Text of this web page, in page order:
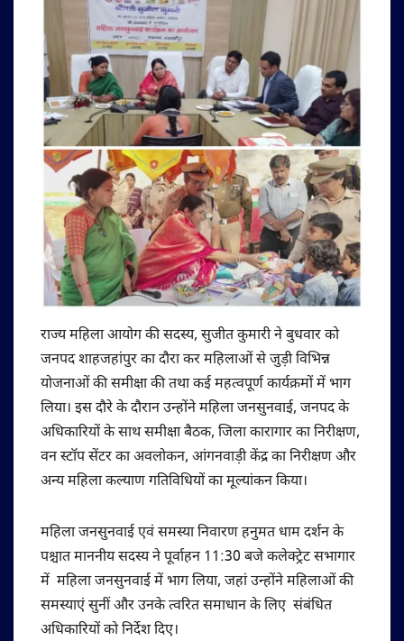
राज्य महिला आयोग की सदस्य, सुजीत कुमारी ने बुधवार को
जनपद शाहजहांपुर का दौरा कर महिलाओं से जुड़ी विभिन्न
योजनाओं की समीक्षा की तथा कई महत्वपूर्ण कार्यक्रमों में भाग
लिया। इस दौरे के दौरान उन्होंने महिला जनसुनवाई, जनपद के
अधिकारियों के साथ समीक्षा बैठक, जिला कारागार का निरीक्षण,
वन स्टॉप सेंटर का अवलोकन, आंगनवाड़ी केंद्र का निरीक्षण और
अन्य महिला कल्याण गतिविधियों का मूल्यांकन किया।
महिला जनसुनवाई एवं समस्या निवारण हनुमत धाम दर्शन के
पश्चात माननीय सदस्य ने पूर्वाहन 11:30 बजे कलेक्ट्रेट सभागार
में महिला जनसुनवाई में भाग लिया, जहां उन्होंने महिलाओं की
समस्याएं सुनीं और उनके त्वरित समाधान के लिए संबंधित
अधिकारियों को निर्देश दिए।